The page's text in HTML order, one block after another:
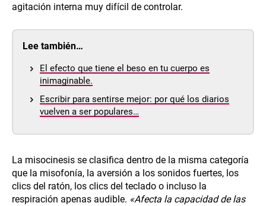
agitación interna muy difícil de controlar.
Lee también…
El efecto que tiene el beso en tu cuerpo es
inimaginable.
Escribir para sentirse mejor: por qué los diarios
vuelven a ser populares…
La misocinesis se clasifica dentro de la misma categoría
que la misofonía, la aversión a los sonidos fuertes, los
clics del ratón, los clics del teclado o incluso la
respiración apenas audible. «Afecta la capacidad de las